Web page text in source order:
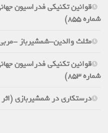
شماره 855)
مثلث والدین-شمشیرباز -مربی (اثر
شماره 853)
درستکاری در شمشیربازی (اثر